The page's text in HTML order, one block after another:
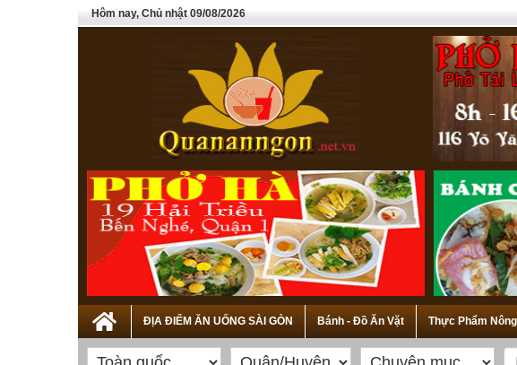
Hôm nay, Chủ nhật 09/08/2026
ĐỊA ĐIỂM ĂN UỐNG SÀI GÒN Bánh - Đồ Ăn Vặt Thực Phẩm